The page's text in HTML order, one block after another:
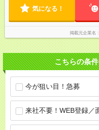
気になる！
掲載元企業名
こちらの条
今が狙い目！急募
来社不要！WEB登録／